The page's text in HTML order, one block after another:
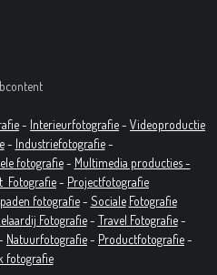
- Interieurfotografie- Videoproductie
- Industriefotografie-
fotografie- Multimedia producties -
Fotografie- Projectfotografie
fotografie- Sociale Fotografie
Fotografie- Travel Fotografie-
Natuurfotografie- Productfotografie-
fotografie